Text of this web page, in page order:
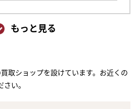
もっと見る
取ショップを設けています。お近くの
い。